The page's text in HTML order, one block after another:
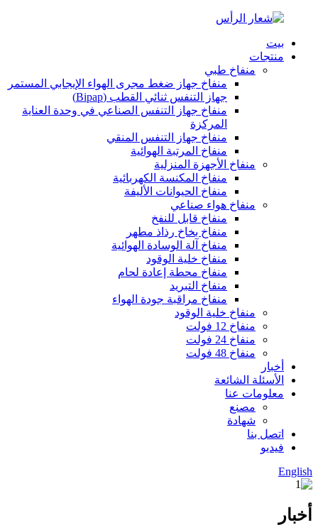
بيت
منتجات
منفاخ طبي
منفاخ جهاز ضغط مجرى الهواء الإيجابي المستمر
جهاز التنفس ثنائي القطب (Bipap)
منفاخ جهاز التنفس الصناعي في وحدة العناية
المركزة
منفاخ جهاز التنفس المنقي
منفاخ المرتبة الهوائية
منفاخ الأجهزة المنزلية
منفاخ المكنسة الكهربائية
منفاخ الحيوانات الأليفة
منفاخ هواء صناعي
منفاخ قابل للنفخ
منفاخ بخاخ رذاذ مطهر
منفاخ آلة الوسادة الهوائية
منفاخ خلية الوقود
منفاخ محطة إعادة لحام
منفاخ التبريد
منفاخ مراقبة جودة الهواء
منفاخ خلية الوقود
منفاخ 12 فولت
منفاخ 24 فولت
منفاخ 48 فولت
أخبار
الأسئلة الشائعة
معلومات عنا
مصنع
شهادة
اتصل بنا
فيديو
English
أخبار